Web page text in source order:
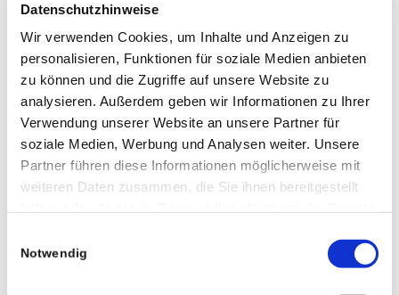
Datenschutzhinweise
Wir verwenden Cookies, um Inhalte und Anzeigen zu
personalisieren, Funktionen für soziale Medien anbieten
zu können und die Zugriffe auf unsere Website zu
analysieren. Außerdem geben wir Informationen zu Ihrer
Verwendung unserer Website an unsere Partner für
soziale Medien, Werbung und Analysen weiter. Unsere
Partner führen diese Informationen möglicherweise mit
weiteren Daten zusammen, die Sie ihnen bereitgestellt
Notwendig
Beratung. Ich bin für dich da – auch nach dem
Projekt. Viele verschwinden nach dem Launch.
Ich nicht.
Jetzt loslegen…
Klingt nach der Zusammenarbeit, die du dir
wünschst?
Dann lass uns über deine neue Website
sprechen – klar, unkompliziert und auf